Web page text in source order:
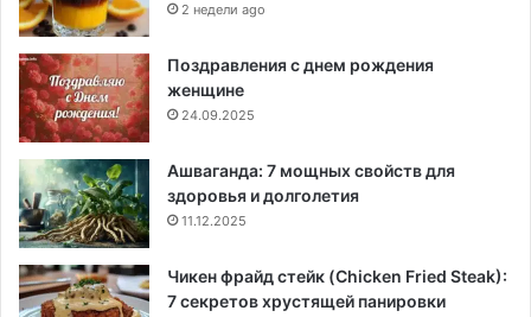
2 недели ago
Поздравления с днем рождения
женщине
24.09.2025
Ашваганда: 7 мощных свойств для
здоровья и долголетия
11.12.2025
Чикен фрайд стейк (Chicken Fried Steak):
7 секретов хрустящей панировки